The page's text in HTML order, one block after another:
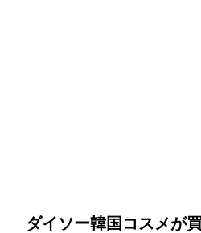
ダイソー韓国コスメが